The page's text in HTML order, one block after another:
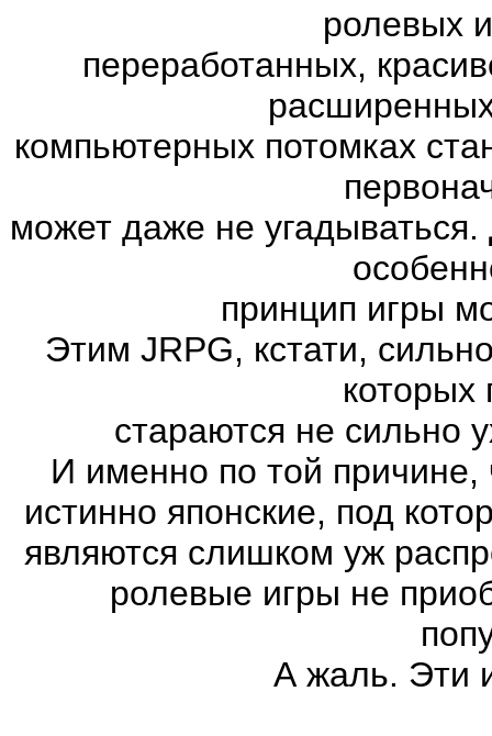
ролевых
переработанных,
компьютерных потомках
может даже не угадываться.
принцип игры
Этим JRPG, кстати,
которых
стараются не сильно
И именно по той причине,
истинно японские, под
являются слишком уж
ролевые игры не
А жаль. Эти